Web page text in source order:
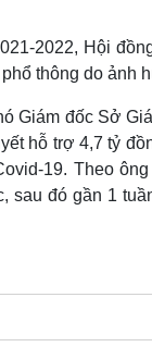
2022, Hội
thông do ảnh
Giám đốc Sở
hỗ trợ 4,7 tỷ
19. Theo
sau đó gần 1